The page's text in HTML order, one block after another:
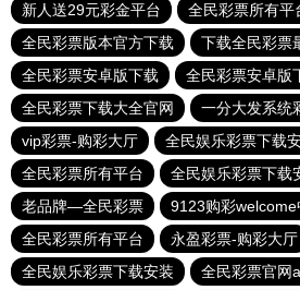
新人送29元彩金平台
全民彩票所有平
全民彩票版本官方下载
下载全民彩票
全民彩票安卓版下载
全民彩票安卓版
全民彩票下载大全官网
一分大发系统
vip彩票-购彩大厅
全民娱乐彩票下载
全民彩票所有平台
全民娱乐彩票下载
老品牌—全民彩票
9123购彩welcome
全民彩票所有平台
永盈彩票-购彩大厅
全民娱乐彩票下载安装
全民彩票官网